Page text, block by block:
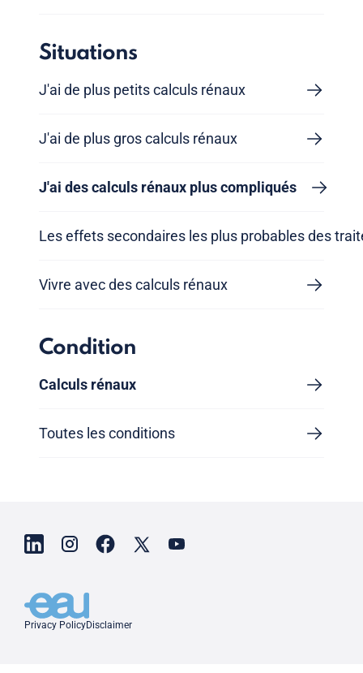
Situations
J'ai de plus petits calculs rénaux
J'ai de plus gros calculs rénaux
J'ai des calculs rénaux plus compliqués
Les effets secondaires les plus probables des
Vivre avec des calculs rénaux
Condition
Calculs rénaux
Toutes les conditions
Privacy PolicyDisclaimer